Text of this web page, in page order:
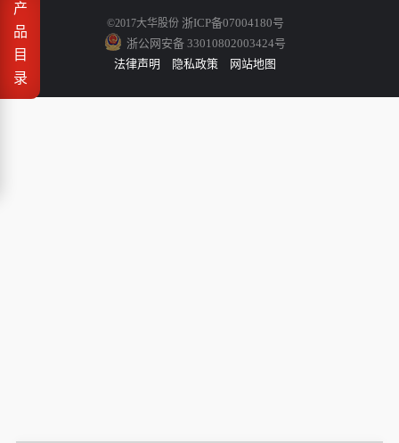
产
品
目
录
©2017大华股份 浙ICP备07004180号
浙公网安备 33010802003424号
法律声明
隐私政策 网站地图